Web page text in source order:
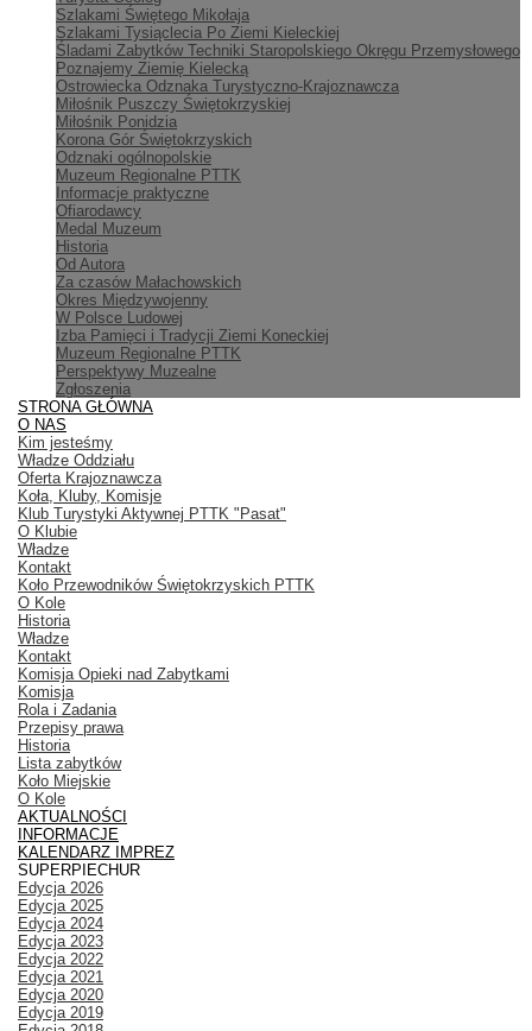
Szlakami Świętego Mikołaja
Szlakami Tysiąclecia Po Ziemi Kieleckiej
Śladami Zabytków Techniki Staropolskiego Okręgu Przemysłowego
Poznajemy Ziemię Kielecką
Ostrowiecka Odznaka Turystyczno-Krajoznawcza
Miłośnik Puszczy Świętokrzyskiej
Miłośnik Ponidzia
Korona Gór Świętokrzyskich
Odznaki ogólnopolskie
Muzeum Regionalne PTTK
Informacje praktyczne
Ofiarodawcy
Medal Muzeum
Historia
Od Autora
Za czasów Małachowskich
Okres Międzywojenny
W Polsce Ludowej
Izba Pamięci i Tradycji Ziemi Koneckiej
Muzeum Regionalne PTTK
Perspektywy Muzealne
Zgłoszenia
STRONA GŁÓWNA
O NAS
Kim jesteśmy
Władze Oddziału
Oferta Krajoznawcza
Koła, Kluby, Komisje
Klub Turystyki Aktywnej PTTK "Pasat"
O Klubie
Władze
Kontakt
Koło Przewodników Świętokrzyskich PTTK
O Kole
Historia
Władze
Kontakt
Komisja Opieki nad Zabytkami
Komisja
Rola i Zadania
Przepisy prawa
Historia
Lista zabytków
Koło Miejskie
O Kole
AKTUALNOŚCI
INFORMACJE
KALENDARZ IMPREZ
SUPERPIECHUR
Edycja 2026
Edycja 2025
Edycja 2024
Edycja 2023
Edycja 2022
Edycja 2021
Edycja 2020
Edycja 2019